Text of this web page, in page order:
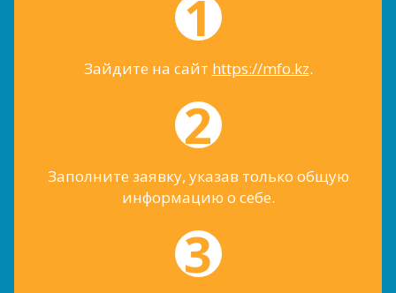
Зайдите на сайт https://mfo.kz.
Заполните заявку, указав только общую
информацию о себе.